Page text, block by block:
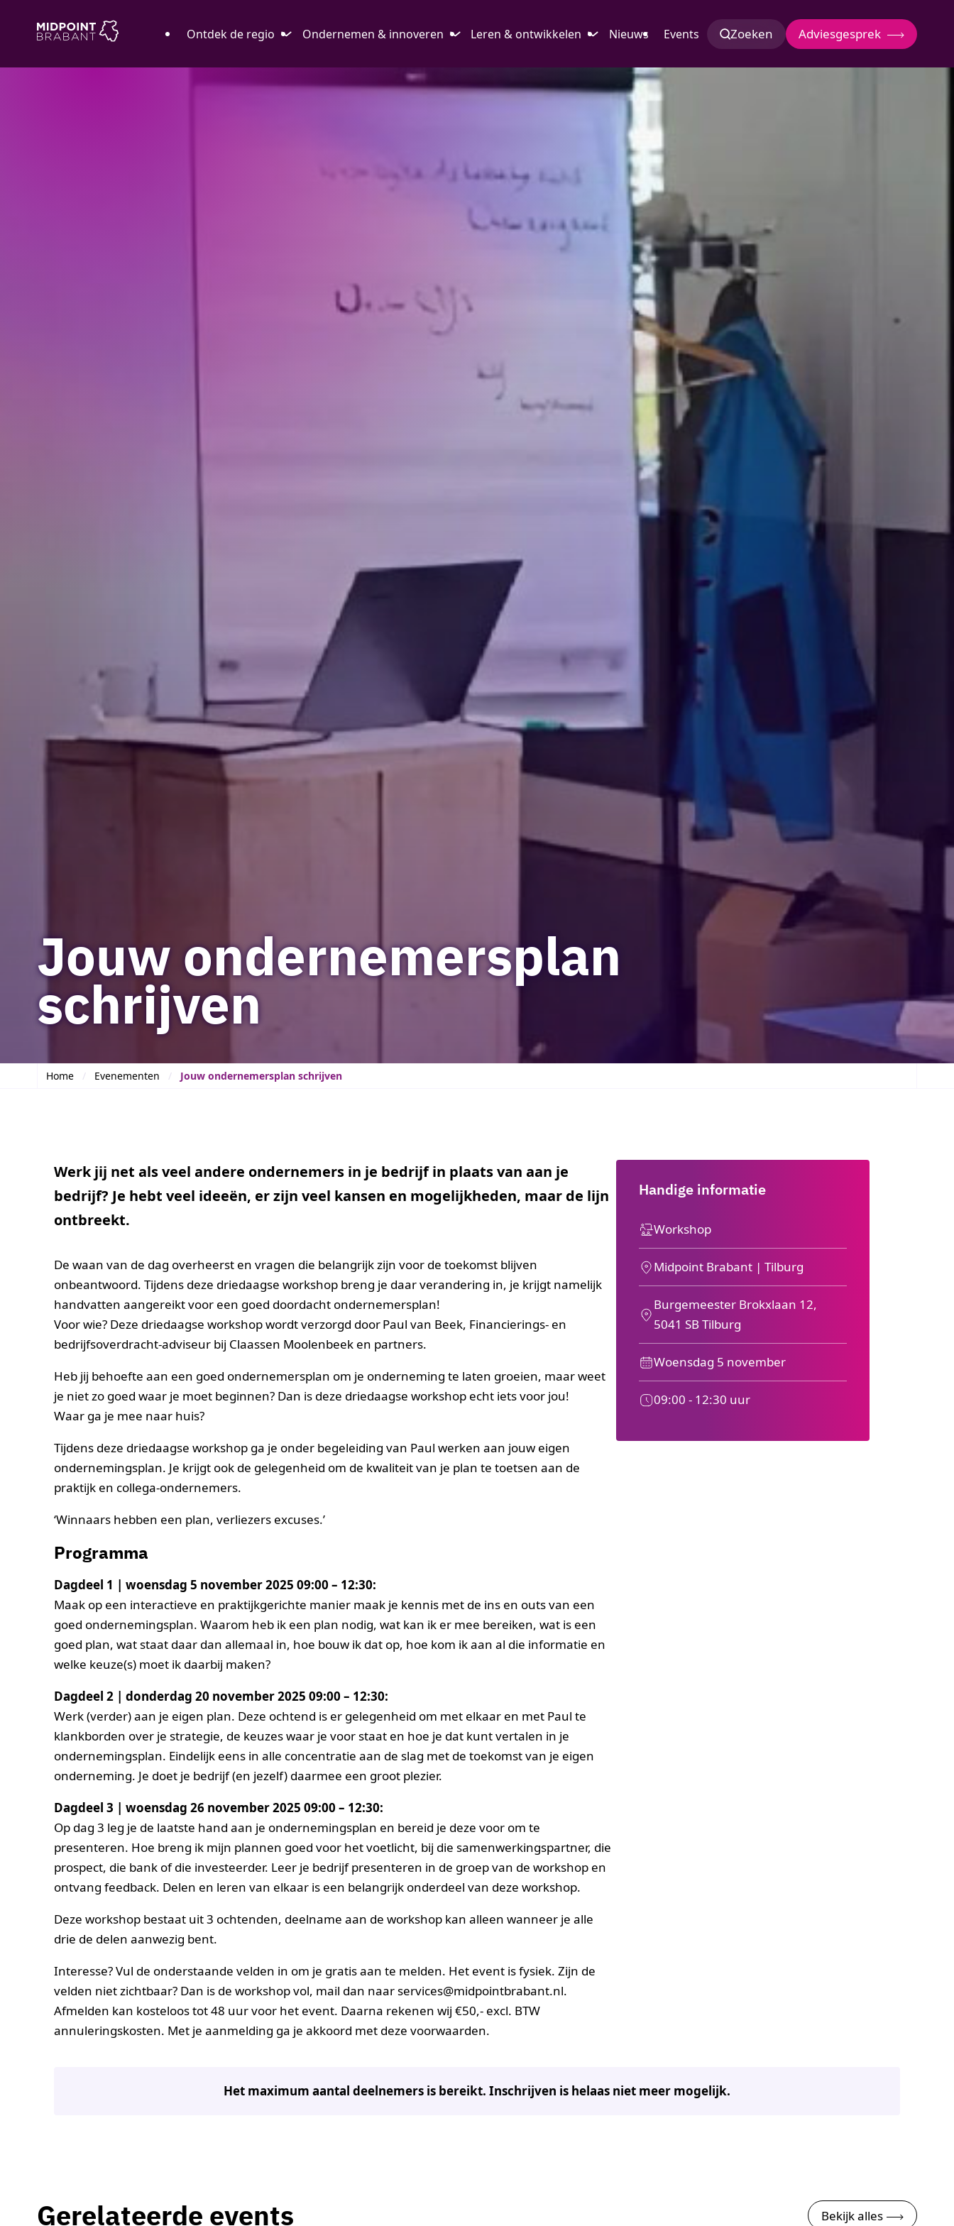
Ontdek de regio Ondernemen & innoveren Leren & ontwikkelen Nieuws Events Zoeken Adviesgesprek
Jouw ondernemersplan
schrijven
Home Evenementen Jouw ondernemersplan schrijven
Werk jij net als veel andere ondernemers in je bedrijf in plaats van aan je
bedrijf? Je hebt veel ideeën, er zijn veel kansen en mogelijkheden, maar de lijn
ontbreekt.
De waan van de dag overheerst en vragen die belangrijk zijn voor de toekomst blijven
onbeantwoord. Tijdens deze driedaagse workshop breng je daar verandering in, je krijgt namelijk
handvatten aangereikt voor een goed doordacht ondernemersplan!
Voor wie? Deze driedaagse workshop wordt verzorgd door Paul van Beek, Financierings- en
bedrijfsoverdracht-adviseur bij Claassen Moolenbeek en partners.
Heb jij behoefte aan een goed ondernemersplan om je onderneming te laten groeien, maar weet
je niet zo goed waar je moet beginnen? Dan is deze driedaagse workshop echt iets voor jou!
Waar ga je mee naar huis?
Tijdens deze driedaagse workshop ga je onder begeleiding van Paul werken aan jouw eigen
ondernemingsplan. Je krijgt ook de gelegenheid om de kwaliteit van je plan te toetsen aan de
praktijk en collega-ondernemers.
‘Winnaars hebben een plan, verliezers excuses.’
Programma
Dagdeel 1 | woensdag 5 november 2025 09:00 – 12:30:
Maak op een interactieve en praktijkgerichte manier maak je kennis met de ins en outs van een
goed ondernemingsplan. Waarom heb ik een plan nodig, wat kan ik er mee bereiken, wat is een
goed plan, wat staat daar dan allemaal in, hoe bouw ik dat op, hoe kom ik aan al die informatie en
welke keuze(s) moet ik daarbij maken?
Dagdeel 2 | donderdag 20 november 2025 09:00 – 12:30:
Werk (verder) aan je eigen plan. Deze ochtend is er gelegenheid om met elkaar en met Paul te
klankborden over je strategie, de keuzes waar je voor staat en hoe je dat kunt vertalen in je
ondernemingsplan. Eindelijk eens in alle concentratie aan de slag met de toekomst van je eigen
onderneming. Je doet je bedrijf (en jezelf) daarmee een groot plezier.
Dagdeel 3 | woensdag 26 november 2025 09:00 – 12:30:
Op dag 3 leg je de laatste hand aan je ondernemingsplan en bereid je deze voor om te
presenteren. Hoe breng ik mijn plannen goed voor het voetlicht, bij die samenwerkingspartner, die
prospect, die bank of die investeerder. Leer je bedrijf presenteren in de groep van de workshop en
ontvang feedback. Delen en leren van elkaar is een belangrijk onderdeel van deze workshop.
Deze workshop bestaat uit 3 ochtenden, deelname aan de workshop kan alleen wanneer je alle
drie de delen aanwezig bent.
Interesse? Vul de onderstaande velden in om je gratis aan te melden. Het event is fysiek. Zijn de
velden niet zichtbaar? Dan is de workshop vol, mail dan naar services@midpointbrabant.nl.
Afmelden kan kosteloos tot 48 uur voor het event. Daarna rekenen wij €50,- excl. BTW
annuleringskosten. Met je aanmelding ga je akkoord met deze voorwaarden.
Handige informatie
Workshop
Midpoint Brabant | Tilburg
Burgemeester Brokxlaan 12,
5041 SB Tilburg
Woensdag 5 november
09:00 - 12:30 uur
Het maximum aantal deelnemers is bereikt. Inschrijven is helaas niet meer mogelijk.
Gerelateerde events Bekijk alles